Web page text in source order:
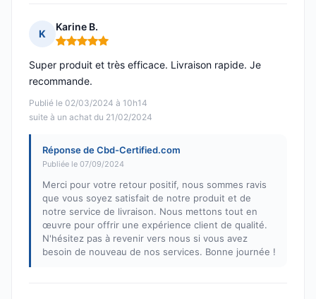
K
Karine B.
Note : 5 sur 5
Publié le 02/03/2024 à 10h14
suite à un achat du 21/02/2024
Super produit et très efficace. Livraison rapide. Je
recommande.
Réponse de Cbd-Certified.com
Publiée le 07/09/2024
Merci pour votre retour positif, nous sommes ravis
que vous soyez satisfait de notre produit et de
notre service de livraison. Nous mettons tout en
œuvre pour offrir une expérience client de qualité.
N'hésitez pas à revenir vers nous si vous avez
besoin de nouveau de nos services. Bonne journée !